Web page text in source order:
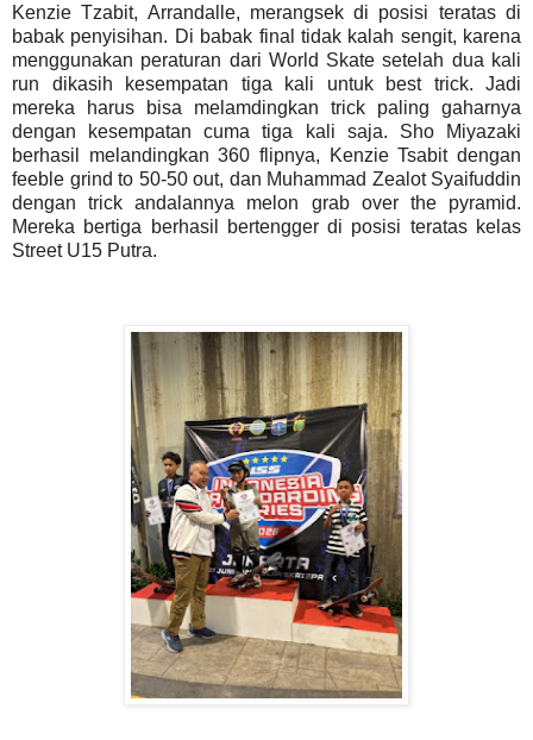
Kenzie Tzabit, Arrandalle, merangsek di posisi teratas di
babak penyisihan. Di babak final tidak kalah sengit, karena
menggunakan peraturan dari World Skate setelah dua kali
run dikasih kesempatan tiga kali untuk best trick. Jadi
mereka harus bisa melamdingkan trick paling gaharnya
dengan kesempatan cuma tiga kali saja. Sho Miyazaki
berhasil melandingkan 360 flipnya, Kenzie Tsabit dengan
feeble grind to 50-50 out, dan Muhammad Zealot Syaifuddin
dengan trick andalannya melon grab over the pyramid.
Mereka bertiga berhasil bertengger di posisi teratas kelas
Street U15 Putra.